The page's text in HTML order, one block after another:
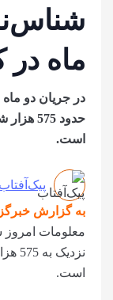
ماه در
در جریان دو
حدود
است.
پیک‌آفتاب
به گزارش
است.